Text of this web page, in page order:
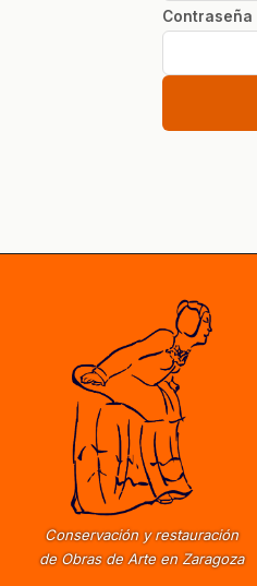
Contraseña
Conservación y restauración
de Obras de Arte en Zaragoza